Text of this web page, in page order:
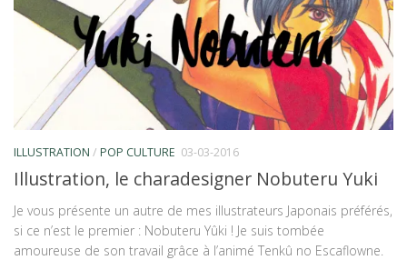
ILLUSTRATION / POP CULTURE 03-03-2016
Illustration, le charadesigner Nobuteru Yuki
Je vous présente un autre de mes illustrateurs Japonais préférés,
si ce n’est le premier : Nobuteru Yûki ! Je suis tombée
amoureuse de son travail grâce à l’animé Tenkû no Escaflowne.